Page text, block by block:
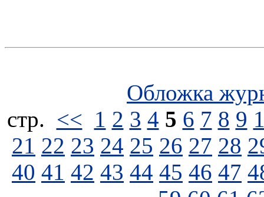
Обложка
стp. << 1 2 3 4 5 6 7 8 9
21 22 23 24 25 26 27 28
40 41 42 43 44 45 46 47